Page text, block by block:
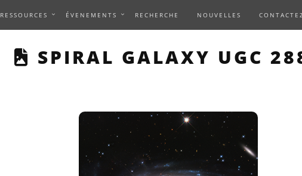
RESSOURCES ÉVENEMENTS RECHERCHE NOUVELLES
THIS PAGE DESCRIBES
SPIRAL GALAXY UGC